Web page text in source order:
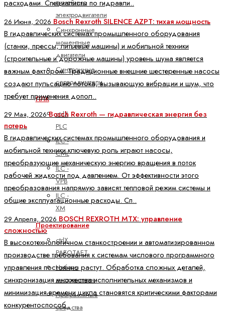
линейные
электродвигатели
Синхронные
моментные
двигатели
Синхронные
серводвигатели
ПЛК
ctrlX
PLC
ILC -
CML
ILC -
VPB
ILC -
XM
Проектирование
ctrlX
РАБОТАЕТ
Наборы
инструментов
Программные
средства
расходами. Специалисты по гидравли..
26 Июня, 2026 Bosch Rexroth SILENCE AZPT: тихая мощность
В гидравлических системах промышленного оборудования
(станки, прессы, литьевые машины) и мобильной техники
(строительные и дорожные машины) уровень шума является
важным фактором. Традиционные внешние шестеренные насосы
создают пульсацию потока, вызывающую вибрации и шум, что
требует применения допол..
29 Мая, 2026Bosch Rexroth — гидравлическая энергия без
потерь
В гидравлических системах промышленного оборудования и
мобильной техники ключевую роль играют насосы,
преобразующие механическую энергию вращения в поток
рабочей жидкости под давлением. От эффективности этого
преобразования напрямую зависят тепловой режим системы и
общие эксплуатационные расходы. Сп..
29 Апреля, 2026 BOSCH REXROTH MTX: управление
сложностью
В высокотехнологичном станкостроении и автоматизированном
производстве требования к системам числового программного
управления постоянно растут. Обработка сложных деталей,
синхронизация множества исполнительных механизмов и
минимизация времени цикла становятся критическими факторами
конкурентоспособ..